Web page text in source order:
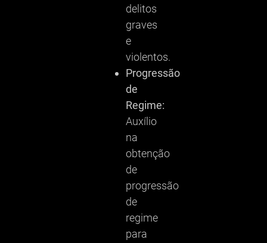
delitos
graves
e
violentos.
Progressão
de
Regime:
Auxílio
na
obtenção
de
progressão
de
regime
para